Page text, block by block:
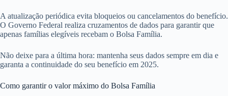
A atualização periódica evita bloqueios ou cancelamentos do benefício.
O Governo Federal realiza cruzamentos de dados para garantir que
apenas famílias elegíveis recebam o Bolsa Família.
Não deixe para a última hora: mantenha seus dados sempre em dia e
garanta a continuidade do seu benefício em 2025.
Como garantir o valor máximo do Bolsa Família